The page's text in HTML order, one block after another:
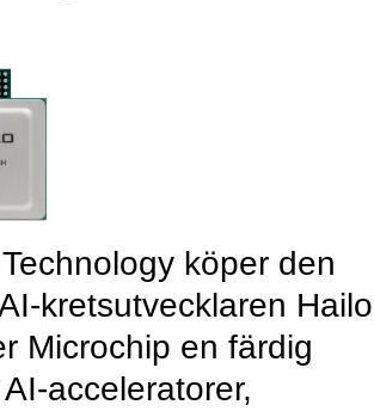
köper den
kretsutvecklaren
Microchip en färdig
acceleratorer,